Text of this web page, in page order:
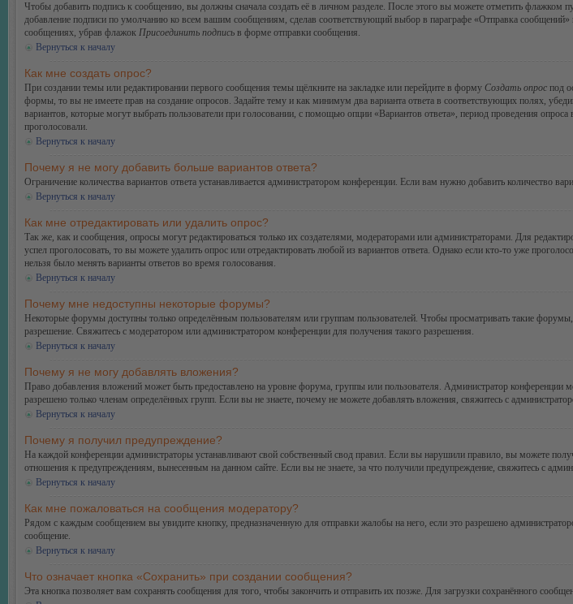
Чтобы добавить подпись к сообщению, вы должны сначала создать её в личном разделе. После этого вы можете отметить флажком
добавление подписи по умолчанию ко всем вашим сообщениям, сделав соответствующий выбор в параграфе «Отправка
сообщениях, убрав флажок Присоединить подпись в форме отправки сообщения.
Вернуться к началу
Как мне создать опрос?
При создании темы или редактировании первого сообщения темы щёлкните на закладке или перейдите в форму Создать опрос под
формы, то вы не имеете прав на создание опросов. Задайте тему и как минимум два варианта ответа в соответствующих полях,
вариантов, которые могут выбрать пользователи при голосовании, с помощью опции «Вариантов ответа», период проведения
проголосовали.
Вернуться к началу
Почему я не могу добавить больше вариантов ответа?
Ограничение количества вариантов ответа устанавливается администратором конференции. Если вам нужно добавить количество
Вернуться к началу
Как мне отредактировать или удалить опрос?
Так же, как и сообщения, опросы могут редактироваться только их создателями, модераторами или администраторами. Для
успел проголосовать, то вы можете удалить опрос или отредактировать любой из вариантов ответа. Однако если кто-то уже
нельзя было менять варианты ответов во время голосования.
Вернуться к началу
Почему мне недоступны некоторые форумы?
Некоторые форумы доступны только определённым пользователям или группам пользователей. Чтобы просматривать такие
разрешение. Свяжитесь с модератором или администратором конференции для получения такого разрешения.
Вернуться к началу
Почему я не могу добавлять вложения?
Право добавления вложений может быть предоставлено на уровне форума, группы или пользователя. Администратор
разрешено только членам определённых групп. Если вы не знаете, почему не можете добавлять вложения, свяжитесь с
Вернуться к началу
Почему я получил предупреждение?
На каждой конференции администраторы устанавливают свой собственный свод правил. Если вы нарушили правило, вы можете
отношения к предупреждениям, вынесенным на данном сайте. Если вы не знаете, за что получили предупреждение, свяжитесь с
Вернуться к началу
Как мне пожаловаться на сообщения модератору?
Рядом с каждым сообщением вы увидите кнопку, предназначенную для отправки жалобы на него, если это разрешено
сообщение.
Вернуться к началу
Что означает кнопка «Сохранить» при создании сообщения?
Эта кнопка позволяет вам сохранять сообщения для того, чтобы закончить и отправить их позже. Для загрузки сохранённого